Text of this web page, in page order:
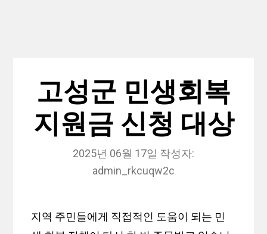
고성군 민생회복
지원금 신청 대상
2025년 06월 17일 작성자:
admin_rkcuqw2c
지역 주민들에게 직접적인 도움이 되는 민